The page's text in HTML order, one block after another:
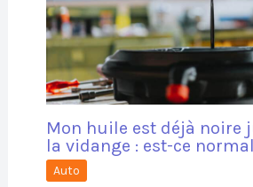
Mon huile est déjà noire
la vidange : est-ce
Auto